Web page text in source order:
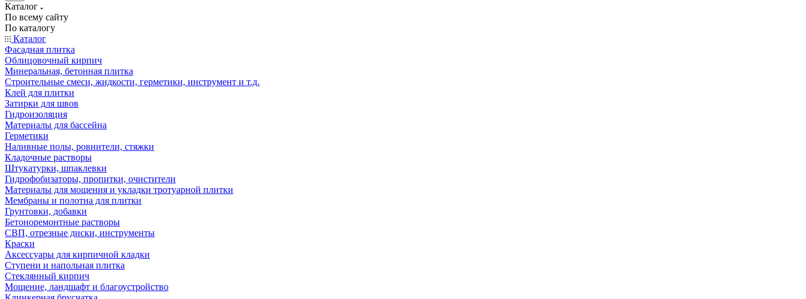
Каталог
По всему сайту
По каталогу
Каталог
Фасадная плитка
Облицовочный кирпич
Минеральная, бетонная плитка
Строительные смеси, жидкости, герметики, инструмент и т.д.
Клей для плитки
Затирки для швов
Гидроизоляция
Материалы для бассейна
Герметики
Наливные полы, ровнители, стяжки
Кладочные растворы
Штукатурки, шпаклевки
Гидрофобизаторы, пропитки, очистители
Материалы для мощения и укладки тротуарной плитки
Мембраны и полотна для плитки
Грунтовки, добавки
Бетоноремонтные растворы
СВП, отрезные диски, инструменты
Краски
Аксессуары для кирпичной кладки
Ступени и напольная плитка
Cтеклянный кирпич
Мощение, ландшафт и благоустройство